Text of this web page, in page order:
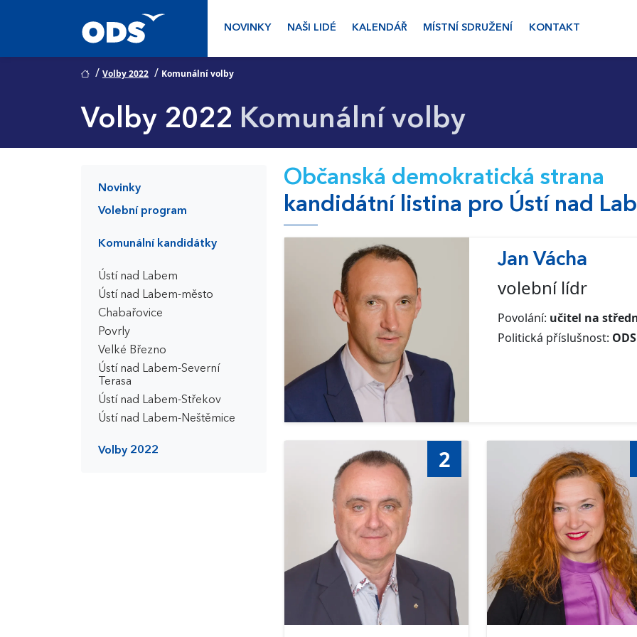
NOVINKY NAŠI LIDÉ KALENDÁŘ MÍSTNÍ SDRUŽENÍ KONTAKT
/ Volby 2022 / Komunální volby
Volby 2022 Komunální volby
Novinky
Volební program
Komunální kandidátky
Ústí nad Labem
Ústí nad Labem-město
Chabařovice
Povrly
Velké Březno
Ústí nad Labem-Severní
Terasa
Ústí nad Labem-Střekov
Ústí nad Labem-Neštěmice
Volby 2022
Občanská demokratická strana
kandidátní listina pro Ústí nad
Jan Vácha
volební lídr
Povolání: učitel na
Politická příslušnost: ODS
2